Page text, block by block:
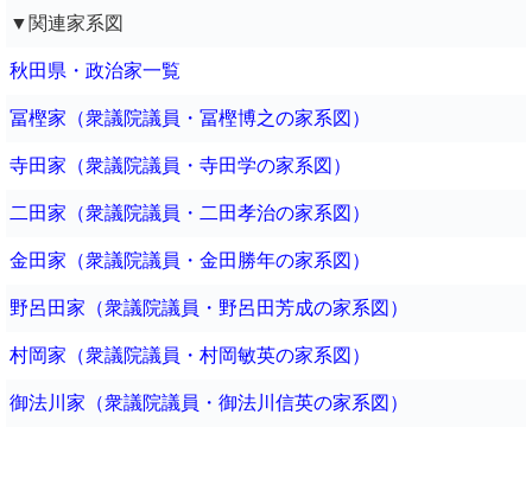
▼関連家系図
秋田県・政治家一覧
冨樫家（衆議院議員・冨樫博之の家系図）
寺田家（衆議院議員・寺田学の家系図）
二田家（衆議院議員・二田孝治の家系図）
金田家（衆議院議員・金田勝年の家系図）
野呂田家（衆議院議員・野呂田芳成の家系図）
村岡家（衆議院議員・村岡敏英の家系図）
御法川家（衆議院議員・御法川信英の家系図）